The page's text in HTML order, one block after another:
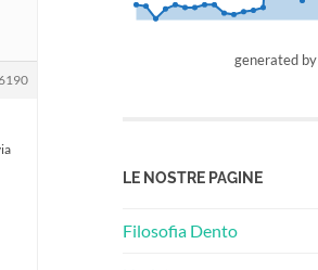
generated by
LE NOSTRE PAGINE
Filosofia Dento